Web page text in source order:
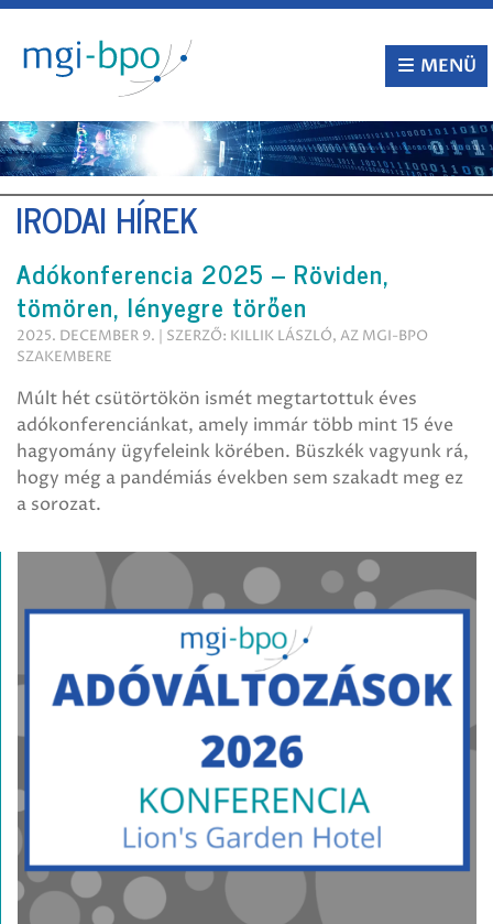
Tovább
tartalomra
MENÜ
IRODAI HÍREK
Adókonferencia 2025 – Röviden,
tömören, lényegre törően
2025. DECEMBER 9. | SZERZŐ: KILLIK LÁSZLÓ, AZ MGI-BPO
SZAKEMBERE
Múlt hét csütörtökön ismét megtartottuk éves
adókonferenciánkat, amely immár több mint 15 éve
hagyomány ügyfeleink körében. Büszkék vagyunk rá,
hogy még a pandémiás években sem szakadt meg ez
a sorozat.